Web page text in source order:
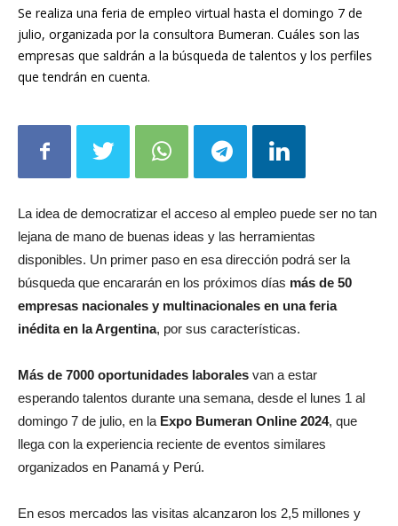
Se realiza una feria de empleo virtual hasta el domingo 7 de
julio, organizada por la consultora Bumeran. Cuáles son las
empresas que saldrán a la búsqueda de talentos y los perfiles
que tendrán en cuenta.
La idea de democratizar el acceso al empleo puede ser no tan
lejana de mano de buenas ideas y las herramientas
disponibles. Un primer paso en esa dirección podrá ser la
búsqueda que encararán en los próximos días más de 50
empresas nacionales y multinacionales en una feria
inédita en la Argentina, por sus características.
Más de 7000 oportunidades laborales van a estar
esperando talentos durante una semana, desde el lunes 1 al
domingo 7 de julio, en la Expo Bumeran Online 2024, que
llega con la experiencia reciente de eventos similares
organizados en Panamá y Perú.
En esos mercados las visitas alcanzaron los 2,5 millones y